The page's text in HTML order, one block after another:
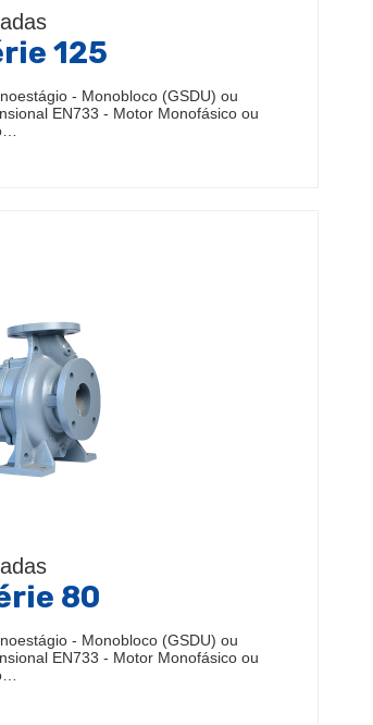
125
- Monobloco (GSDU) ou
EN733 - Motor Monofásico ou
80
- Monobloco (GSDU) ou
EN733 - Motor Monofásico ou